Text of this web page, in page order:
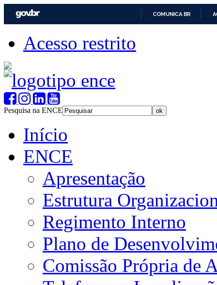
COMUNICA BR
Acesso restrito
Pesquisa na ENCE
Início
ENCE
Apresentação
Estrutura
Regimento Interno
Plano de
Comissão Própria de